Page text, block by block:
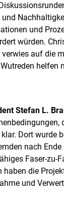
und
würden.
verwies auf die
helfen
Stefan L.
Dort wurde
nach
Faser-zu-
die
und